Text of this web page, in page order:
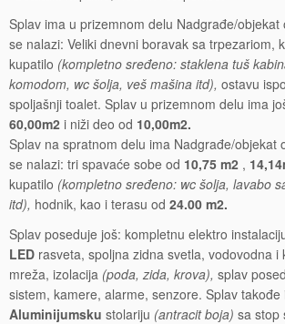
Splav ima u prizemnom delu Nadgrađe/objekat
se nalazi: Veliki dnevni boravak sa trpezariom,
kupatilo (kompletno sređeno: staklena tuš
komodom, wc šolja, veš mašina itd), ostavu
spoljašnji toalet. Splav u prizemnom delu ima
60,00m2 i niži deo od 10,00m2.
Splav na spratnom delu ima Nadgrađe/objekat
se nalazi: tri spavaće sobe od 10,75 m2 ,
kupatilo (kompletno sređeno: wc šolja, lavabo
itd), hodnik, kao i terasu od 24.00 m2.
Splav poseduje još: kompletnu elektro
LED rasveta, spoljna zidna svetla, vodovodna i
mreža, izolacija (poda, zida, krova), splav
sistem, kamere, alarme, senzore. Splav takođe
Aluminijumsku stolariju (antracit boja) sa stop